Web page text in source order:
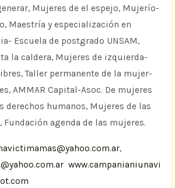
Mujeres de el espejo, Mujerío-
Maestría y especialización en
Escuela de postgrado UNSAM,
la caldera, Mujeres de izquierda-
Taller permanente de la mujer-
AMMAR Capital-Asoc. De mujeres
derechos humanos, Mujeres de las
Fundación agenda de las mujeres.
,
www.campanianiunavi